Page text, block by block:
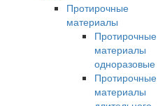
Протирочные
материалы
Протирочные
материалы
одноразовые
Протирочные
материалы